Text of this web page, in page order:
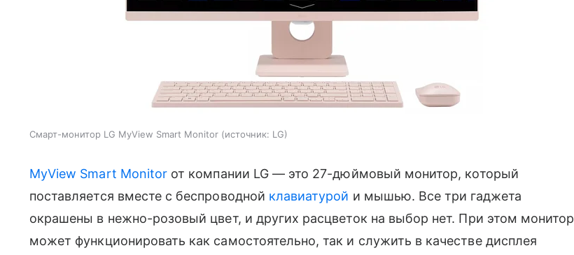
Смарт-монитор LG MyView Smart Monitor источник: LG
MyView Smart Monitor от компании LG — это 27-дюймовый монитор, который
поставляется вместе с беспроводной клавиатурой и мышью. Все три гаджета
окрашены в нежно-розовый цвет, и других расцветок на выбор нет. При этом монитор
может функционировать как самостоятельно, так и служить в качестве дисплея